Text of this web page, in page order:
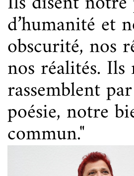
d’humanité et
obscurité, nos
nos réalités. Ils
rassemblent
poésie, notre
commun."